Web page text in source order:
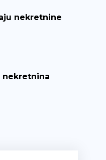
nekretnine
nekretnina